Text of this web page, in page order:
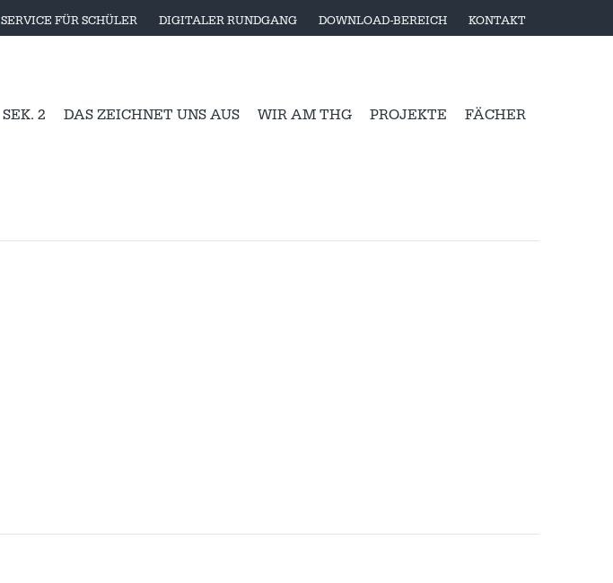
SERVICE FÜR SCHÜLER DIGITALER RUNDGANG DOWNLOAD-BEREICH KONTAKT
SEK. 2 DAS ZEICHNET UNS AUS WIR AM THG PROJEKTE FÄCHER